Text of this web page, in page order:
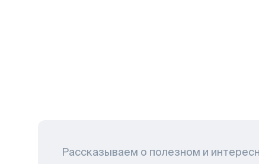
Рассказываем о полезном и